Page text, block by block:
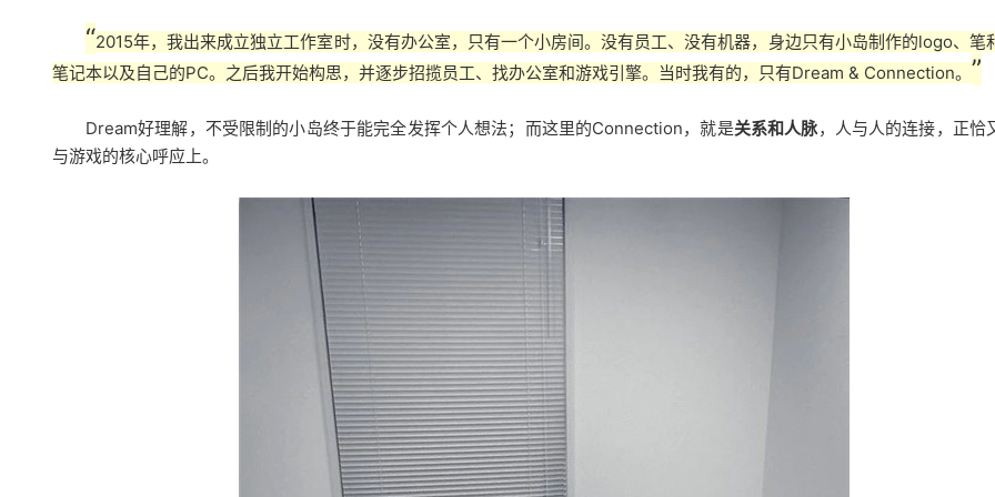
“2015年，我出来成立独立工作室时，没有办公室，只有一个小房间。没有员工、没有机器，身边只有小岛制作的logo、笔
笔记本以及自己的PC。之后我开始构思，并逐步招揽员工、找办公室和游戏引擎。当时我有的，只有Dream & Connection。 ”
Dream好理解，不受限制的小岛终于能完全发挥个人想法；而这里的Connection，就是关系和人脉，人与人的连接，正恰
与游戏的核心呼应上。